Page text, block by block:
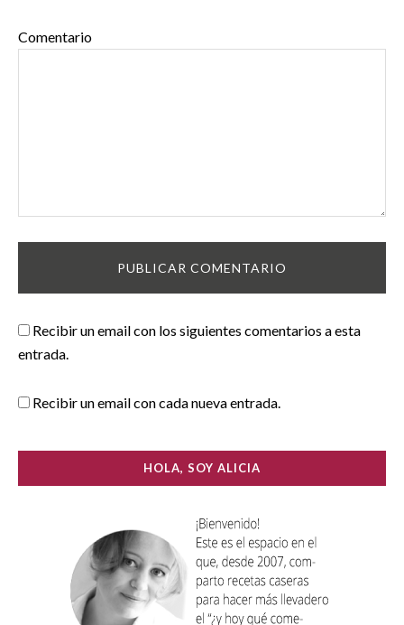
Comentario
Recibir un email con los siguientes comentarios a esta
entrada.
Recibir un email con cada nueva entrada.
HOLA, SOY ALICIA